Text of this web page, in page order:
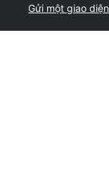
Gửi một giao diện